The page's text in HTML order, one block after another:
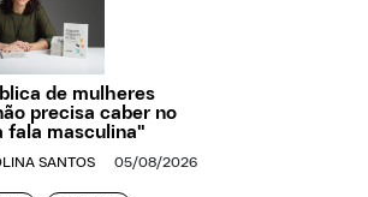
de mulheres
precisa caber no
fala masculina"
SANTOS 05/08/2026